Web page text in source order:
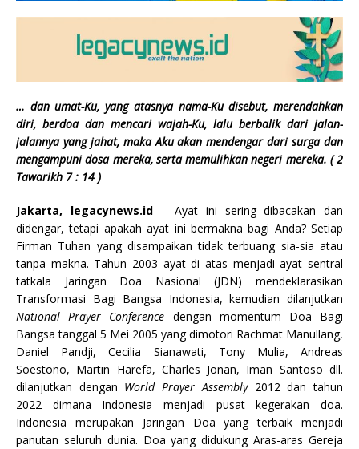
… dan umat-Ku, yang atasnya nama-Ku disebut, merendahkan
diri, berdoa dan mencari wajah-Ku, lalu berbalik dari jalan-
jalannya yang jahat, maka Aku akan mendengar dari surga dan
mengampuni dosa mereka, serta memulihkan negeri mereka. ( 2
Tawarikh 7 : 14 )
Jakarta, legacynews.id– Ayat ini sering dibacakan dan
didengar, tetapi apakah ayat ini bermakna bagi Anda? Setiap
Firman Tuhan yang disampaikan tidak terbuang sia-sia atau
tanpa makna. Tahun 2003 ayat di atas menjadi ayat sentral
tatkala Jaringan Doa Nasional (JDN) mendeklarasikan
Transformasi Bagi Bangsa Indonesia, kemudian dilanjutkan
National Prayer Conference dengan momentum Doa Bagi
Bangsa tanggal 5 Mei 2005 yang dimotori Rachmat Manullang,
Daniel Pandji, Cecilia Sianawati, Tony Mulia, Andreas
Soestono, Martin Harefa, Charles Jonan, Iman Santoso dll.
dilanjutkan dengan World Prayer Assembly2012 dan tahun
2022 dimana Indonesia menjadi pusat kegerakan doa.
Indonesia merupakan Jaringan Doa yang terbaik menjadi
panutan seluruh dunia. Doa yang didukung Aras-aras Gereja